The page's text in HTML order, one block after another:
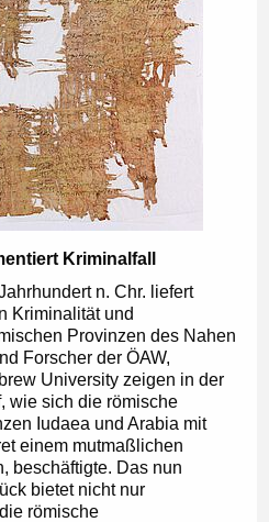
Kriminalfall
n. Chr. liefert
Kriminalität und
Provinzen des Nahen
Forscher der ÖAW,
University zeigen in der
wie sich die römische
Iudaea und Arabia mit
einem mutmaßlichen
beschäftigte. Das nun
bietet nicht nur
römische